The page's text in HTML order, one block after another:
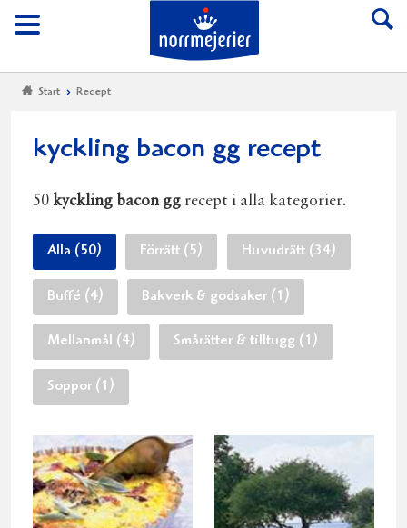
Meny
Till Norrmejerier
Start Recept
kyckling bacon gg recept
50 kyckling bacon gg recept i alla kategorier.
Alla (50) Förrätt (5) Huvudrätt (34)
Buffé (4) Bakverk & godsaker (1)
Mellanmål (4) Smårätter & tilltugg (1)
Soppor (1)